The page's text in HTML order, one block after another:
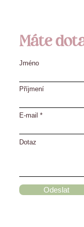
Máte
Jméno
Příjmení
E‑mail
Dotaz
Odeslat